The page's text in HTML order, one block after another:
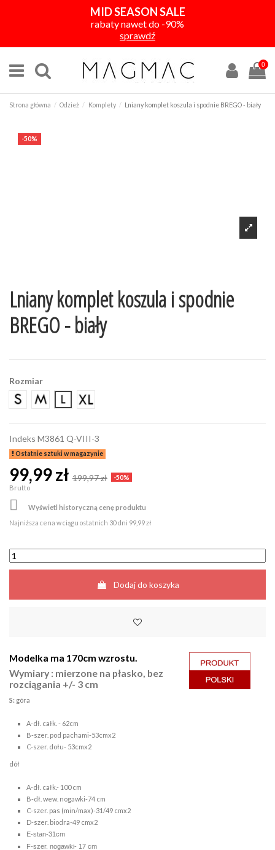
MID SEASON SALE
rabaty nawet do -90%
sprawdź
0
Strona główna Odzież Komplety Lniany komplet koszula i spodnie BREGO - biały
-50%
Lniany komplet koszula i spodnie
BREGO - biały
Rozmiar
S
M XL
Indeks M3861 Q-VIII-3
Ostatnie sztuki w magazynie
99,99 zł 199,97 zł -50%
Brutto

Wyświetl historyczną cenę produktu
Najniższa cena w ciągu ostatnich 30 dni 99,99 zł
Dodaj do koszyka
Modelka ma 170cm wzrostu.
Wymiary : mierzone na płasko, bez
rozciągania +/- 3 cm
S: góra
A-dł. całk. - 62cm
B-szer. pod pachami-53cmx2
C-szer. dołu- 53cmx2
dół
A-dł. całk.- 100 cm
B-dł. wew. nogawki-74 cm
C-szer. pas (min/max)-31/49 cmx2
D-szer. biodra-49 cmx2
E-stan-31cm
F-szer. nogawki- 17 cm